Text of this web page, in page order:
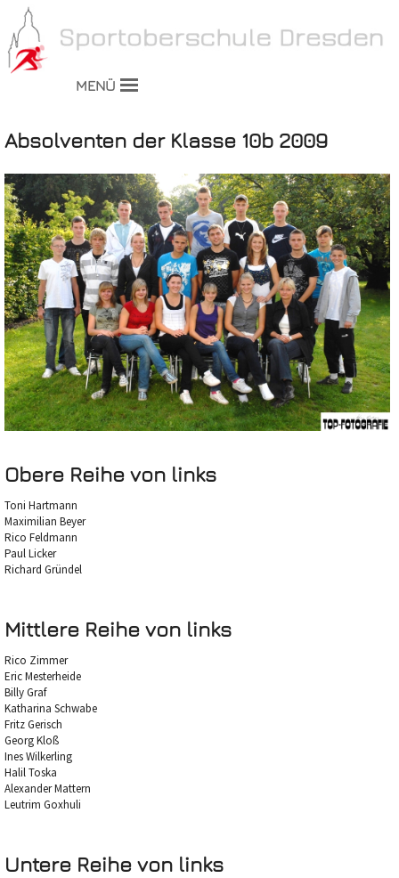
MENÜ
Absolventen der Klasse 10b 2009
Obere Reihe von links
Toni Hartmann
Maximilian Beyer
Rico Feldmann
Paul Licker
Richard Gründel
Mittlere Reihe von links
Rico Zimmer
Eric Mesterheide
Billy Graf
Katharina Schwabe
Fritz Gerisch
Georg Kloß
Ines Wilkerling
Halil Toska
Alexander Mattern
Leutrim Goxhuli
Untere Reihe von links